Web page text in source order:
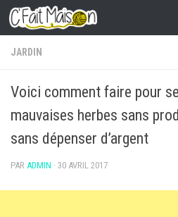
Skip to content
JARDIN
Voici comment faire pour
mauvaises herbes sans
sans dépenser d’argent
PAR ADMIN · 30 AVRIL 2017